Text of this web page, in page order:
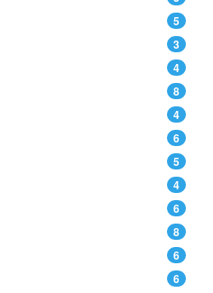
5
3
4
8
4
6
5
4
6
8
6
6